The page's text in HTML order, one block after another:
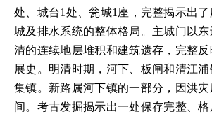
处、城台1处、瓮城1座，完整揭示出
城及排水系统的整体格局。主城门以
清的连续地层堆积和建筑遗存，完整
展史。明清时期，河下、板闸和清江
集镇。新路属河下镇的一部分，因洪
间。考古发掘揭示出一处保存完整、